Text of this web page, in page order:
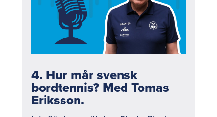
4. Hur mår svensk
bordtennis? Med Tomas
Eriksson.